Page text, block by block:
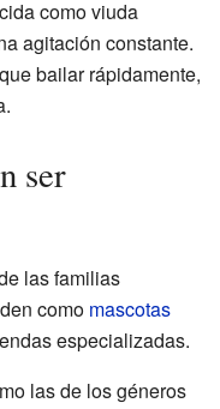
como viuda
agitación constante.
bailar rápidamente,
ser
las familias
como mascotas
especializadas.
las de los géneros